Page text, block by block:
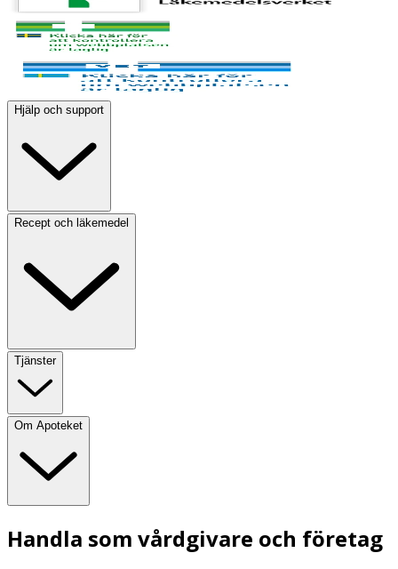
Hjälp och support
Recept och läkemedel
Tjänster
Om Apoteket
Handla som vårdgivare och företag